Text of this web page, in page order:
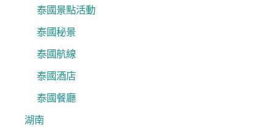
泰國景點活動
泰國秘景
泰國航線
泰國酒店
泰國餐廳
湖南